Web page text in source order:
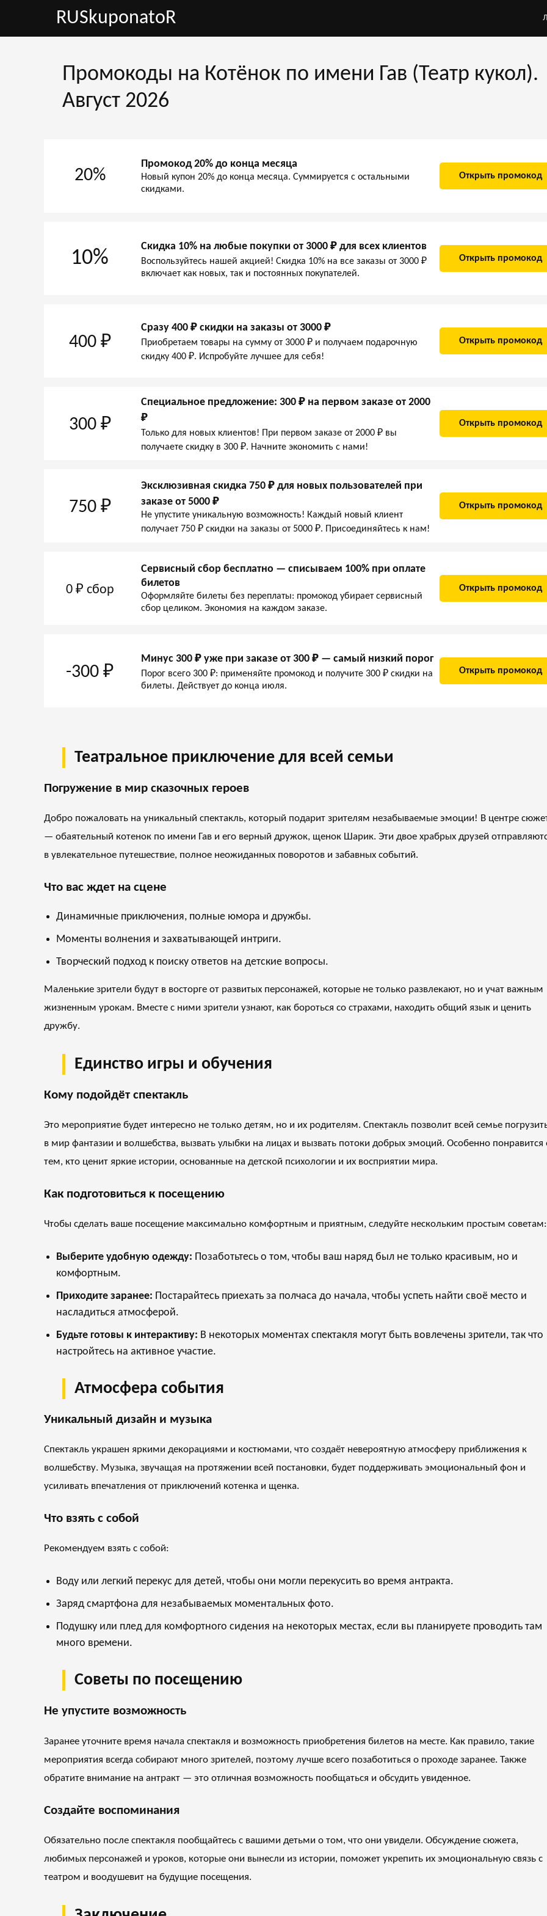
RUSkuponatoR
Промокоды на Котёнок по имени Гав (Театр кукол).
Август 2026
20%
Промокод 20% до конца месяца
Новый купон 20% до конца месяца. Суммируется с остальными
скидками.
Открыть промокод
10%
Скидка 10% на любые покупки от 3000 ₽ для всех клиентов
Воспользуйтесь нашей акцией! Скидка 10% на все заказы от 3000 ₽
включает как новых, так и постоянных покупателей.
Открыть промокод
400 ₽
Сразу 400 ₽ скидки на заказы от 3000 ₽
Приобретаем товары на сумму от 3000 ₽ и получаем подарочную
скидку 400 ₽. Испробуйте лучшее для себя!
Открыть промокод
300 ₽
Специальное предложение: 300 ₽ на первом заказе от 2000
₽
Только для новых клиентов! При первом заказе от 2000 ₽ вы
получаете скидку в 300 ₽. Начните экономить с нами!
Открыть промокод
750 ₽
Эксклюзивная скидка 750 ₽ для новых пользователей при
заказе от 5000 ₽
Не упустите уникальную возможность! Каждый новый клиент
получает 750 ₽ скидки на заказы от 5000 ₽. Присоединяйтесь к нам!
Открыть промокод
0 ₽ сбор
Сервисный сбор бесплатно — списываем 100% при оплате
билетов
Оформляйте билеты без переплаты: промокод убирает сервисный
сбор целиком. Экономия на каждом заказе.
Открыть промокод
-300 ₽
Минус 300 ₽ уже при заказе от 300 ₽ — самый низкий порог
Порог всего 300 ₽: применяйте промокод и получите 300 ₽ скидки на
билеты. Действует до конца июля.
Открыть промокод
Театральное приключение для всей семьи
Погружение в мир сказочных героев
Добро пожаловать на уникальный спектакль, который подарит зрителям незабываемые эмоции! В центре
— обаятельный котенок по имени Гав и его верный дружок, щенок Шарик. Эти двое храбрых друзей
в увлекательное путешествие, полное неожиданных поворотов и забавных событий.
Что вас ждет на сцене
Динамичные приключения, полные юмора и дружбы.
Моменты волнения и захватывающей интриги.
Творческий подход к поиску ответов на детские вопросы.
Маленькие зрители будут в восторге от развитых персонажей, которые не только развлекают, но и учат важным
жизненным урокам. Вместе с ними зрители узнают, как бороться со страхами, находить общий язык и ценить
дружбу.
Единство игры и обучения
Кому подойдёт спектакль
Это мероприятие будет интересно не только детям, но и их родителям. Спектакль позволит всей семье
в мир фантазии и волшебства, вызвать улыбки на лицах и вызвать потоки добрых эмоций. Особенно понравится
тем, кто ценит яркие истории, основанные на детской психологии и их восприятии мира.
Как подготовиться к посещению
Чтобы сделать ваше посещение максимально комфортным и приятным, следуйте нескольким простым советам:
Выберите удобную одежду: Позаботьтесь о том, чтобы ваш наряд был не только красивым, но и
комфортным.
Приходите заранее: Постарайтесь приехать за полчаса до начала, чтобы успеть найти своё место и
насладиться атмосферой.
Будьте готовы к интерактиву: В некоторых моментах спектакля могут быть вовлечены зрители, так что
настройтесь на активное участие.
Атмосфера события
Уникальный дизайн и музыка
Спектакль украшен яркими декорациями и костюмами, что создаёт невероятную атмосферу приближения к
волшебству. Музыка, звучащая на протяжении всей постановки, будет поддерживать эмоциональный фон и
усиливать впечатления от приключений котенка и щенка.
Что взять с собой
Рекомендуем взять с собой:
Воду или легкий перекус для детей, чтобы они могли перекусить во время антракта.
Заряд смартфона для незабываемых моментальных фото.
Подушку или плед для комфортного сидения на некоторых местах, если вы планируете проводить там
много времени.
Советы по посещению
Не упустите возможность
Заранее уточните время начала спектакля и возможность приобретения билетов на месте. Как правило, такие
мероприятия всегда собирают много зрителей, поэтому лучше всего позаботиться о проходе заранее. Также
обратите внимание на антракт — это отличная возможность пообщаться и обсудить увиденное.
Создайте воспоминания
Обязательно после спектакля пообщайтесь с вашими детьми о том, что они увидели. Обсуждение сюжета,
любимых персонажей и уроков, которые они вынесли из истории, поможет укрепить их эмоциональную связь с
театром и воодушевит на будущие посещения.